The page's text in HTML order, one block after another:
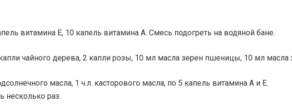
витамина Е, 10 капель витамина А. Смесь подогреть на водяной бане.
чайного дерева, 2 капли розы, 10 мл масла зерен пшеницы, 10 мл
масла, 1 ч.л. касторового масла, по 5 капель витамина А и Е.
несколько раз.